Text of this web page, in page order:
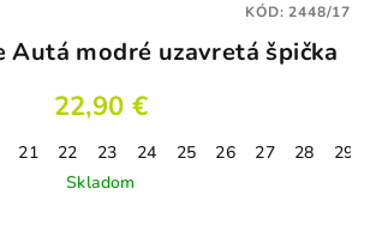
Autá modré uzavretá špička
22,90 €
21 22 23 24 25 26 27 28
29
Skladom
KÓD:2448/17